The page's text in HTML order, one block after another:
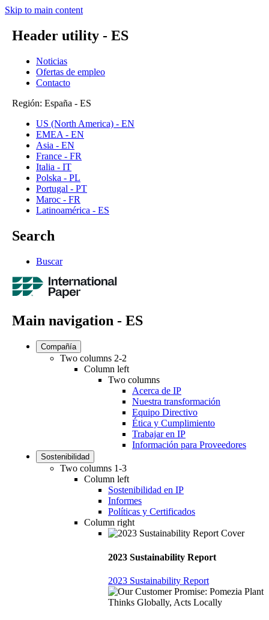
Skip to main content
Header utility - ES
Noticias
Ofertas de empleo
Contacto
Región: España - ES
US (North America) - EN
EMEA - EN
Asia - EN
France - FR
Italia - IT
Polska - PL
Portugal - PT
Maroc - FR
Latinoamérica - ES
Search
Buscar
Main navigation - ES
Compañía
Two columns 2-2
Column left
Two columns
Acerca de IP
Nuestra transformación
Equipo Directivo
Ética y Cumplimiento
Trabajar en IP
Información para Proveedores
Sostenibilidad
Two columns 1-3
Column left
Sostenibilidad en IP
Informes
Políticas y Certificados
Column right
2023 Sustainability Report
2023 Sustainability Report